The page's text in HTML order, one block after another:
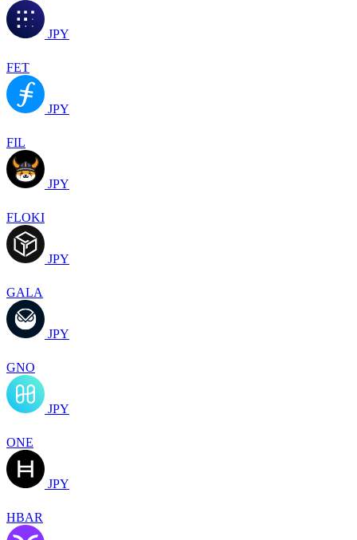
JPY
FET
JPY
FIL
JPY
FLOKI
JPY
GALA
JPY
GNO
JPY
ONE
JPY
HBAR